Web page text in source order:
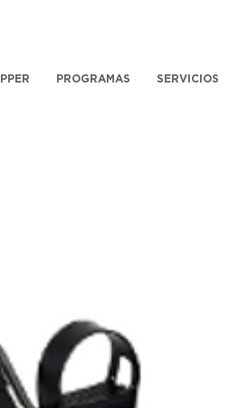
PROGRAMAS SERVICIOS